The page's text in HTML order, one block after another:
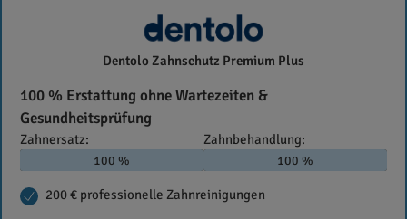
dentolo
Dentolo Zahnschutz Premium Plus
100 % Erstattung ohne Wartezeiten &
Gesundheitsprüfung
Zahnersatz:
100 %
Zahnbehandlung:
100 %
200 € professionelle Zahnreinigungen